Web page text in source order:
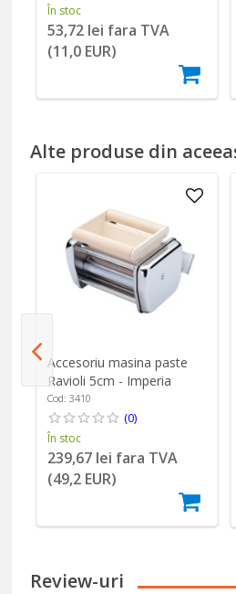
În stoc
53,72 lei fara TVA
(11,0 EUR)
Alte produse din
Accesoriu masina paste
Ravioli 5cm - Imperia
Cod: 3410
(0)
În stoc
239,67 lei fara TVA
(49,2 EUR)
Review-uri